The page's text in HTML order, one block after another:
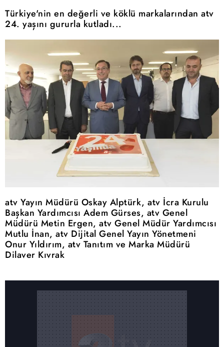
Türkiye'nin en değerli ve köklü markalarından atv
24. yaşını gururla kutladı...
atv Yayın Müdürü Oskay Alptürk, atv İcra Kurulu
Başkan Yardımcısı Adem Gürses, atv Genel
Müdürü Metin Ergen, atv Genel Müdür Yardımcısı
Mutlu İnan, atv Dijital Genel Yayın Yönetmeni
Onur Yıldırım, atv Tanıtım ve Marka Müdürü
Dilaver Kıvrak